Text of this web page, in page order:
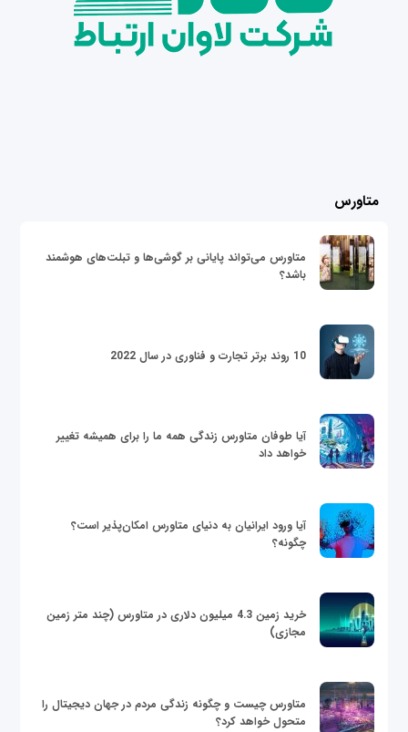
متاورس
متاورس می‌تواند پایانی بر گوشی‌ها و تبلت‌های هوشمند
باشد؟
10 روند برتر تجارت و فناوری در سال 2022
آیا طوفان متاورس زندگی همه ما را برای همیشه تغییر
خواهد داد
آیا ورود ایرانیان به دنیای متاورس امکان‌پذیر است؟
چگونه؟
خرید زمین 4.3 میلیون دلاری در متاورس (چند متر زمین
مجازی)
متاورس چیست و چگونه زندگی مردم در جهان دیجیتال را
متحول خواهد کرد؟